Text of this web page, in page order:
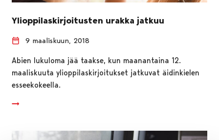
Ylioppilaskirjoitusten urakka jatkuu
9 maaliskuun, 2018
Abien lukuloma jää taakse, kun maanantaina 12.
maaliskuuta ylioppilaskirjoitukset jatkuvat äidinkielen
esseekokeella.